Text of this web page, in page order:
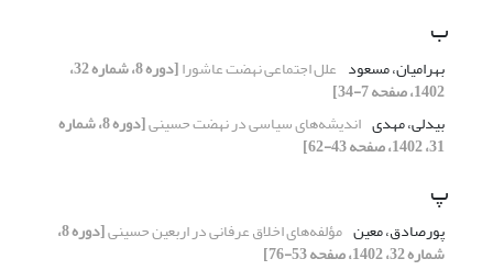
ب
بهرامیان، مسعود علل اجتماعی نهضت عاشورا [دوره 8، شماره 32،
1402، صفحه 7-34]
بیدلی، مهدی اندیشه‌های سیاسی در نهضت حسینی [دوره 8، شماره
31، 1402، صفحه 43-62]
پ
پورصادق، معین مؤلفه‌های اخلاق عرفانی در اربعین حسینی [دوره 8،
شماره 32، 1402، صفحه 53-76]